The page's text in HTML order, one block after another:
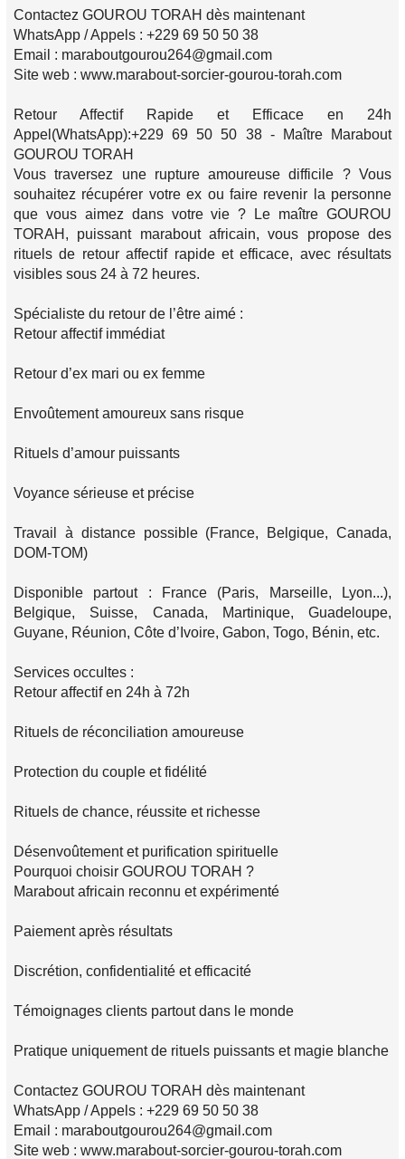
Contactez GOUROU TORAH dès maintenant
WhatsApp / Appels : +229 69 50 50 38
Email : maraboutgourou264@gmail.com
Site web : www.marabout-sorcier-gourou-torah.com
Retour Affectif Rapide et Efficace en 24h
Appel(WhatsApp):+229 69 50 50 38 - Maître Marabout
GOUROU TORAH
Vous traversez une rupture amoureuse difficile ? Vous
souhaitez récupérer votre ex ou faire revenir la personne
que vous aimez dans votre vie ? Le maître GOUROU
TORAH, puissant marabout africain, vous propose des
rituels de retour affectif rapide et efficace, avec résultats
visibles sous 24 à 72 heures.
Spécialiste du retour de l’être aimé :
Retour affectif immédiat
Retour d’ex mari ou ex femme
Envoûtement amoureux sans risque
Rituels d’amour puissants
Voyance sérieuse et précise
Travail à distance possible (France, Belgique, Canada,
DOM-TOM)
Disponible partout : France (Paris, Marseille, Lyon...),
Belgique, Suisse, Canada, Martinique, Guadeloupe,
Guyane, Réunion, Côte d’Ivoire, Gabon, Togo, Bénin, etc.
Services occultes :
Retour affectif en 24h à 72h
Rituels de réconciliation amoureuse
Protection du couple et fidélité
Rituels de chance, réussite et richesse
Désenvoûtement et purification spirituelle
Pourquoi choisir GOUROU TORAH ?
Marabout africain reconnu et expérimenté
Paiement après résultats
Discrétion, confidentialité et efficacité
Témoignages clients partout dans le monde
Pratique uniquement de rituels puissants et magie blanche
Contactez GOUROU TORAH dès maintenant
WhatsApp / Appels : +229 69 50 50 38
Email : maraboutgourou264@gmail.com
Site web : www.marabout-sorcier-gourou-torah.com